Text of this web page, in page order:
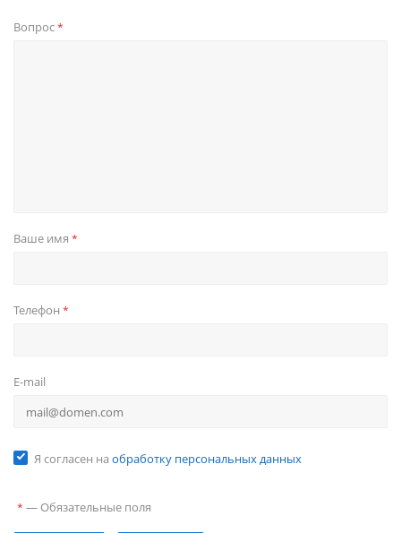
Вопрос*
Ваше имя *
Телефон *
E-mail
Я согласен на обработку персональных данных
* — Обязательные поля